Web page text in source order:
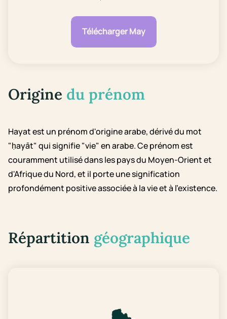
Télécharger May
Origine du prénom
Hayat est un prénom d'origine arabe, dérivé du mot
"ḥayāt" qui signifie "vie" en arabe. Ce prénom est
couramment utilisé dans les pays du Moyen-Orient et
d'Afrique du Nord, et il porte une signification
profondément positive associée à la vie et à l'existence.
Répartition géographique